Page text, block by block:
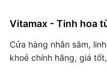
Vitamax - Tinh hoa
Cửa hàng nhân sâm,
khoẻ chính hãng, giá